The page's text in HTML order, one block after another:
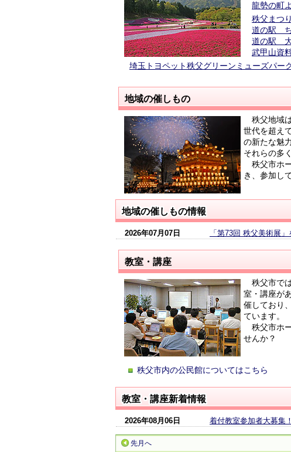
龍勢の町
秩父まつ
道の駅 ち
道の駅 大
武甲山資
埼玉トヨペット秩父グリーンミューズパー
地域の催しもの
秩父地域
世代を超え
の新たな魅
それらの多
秩父市ホ
き、参加し
地域の催しもの情報
2026年07月07日 「第73回 秩父美術展
教室・講座
秩父市で
室・講座が
催しており
ています。
秩父市ホ
せんか？
秩父市内の公民館についてはこちら
教室・講座新着情報
2026年08月06日 着付教室参加者大募集！
先月へ